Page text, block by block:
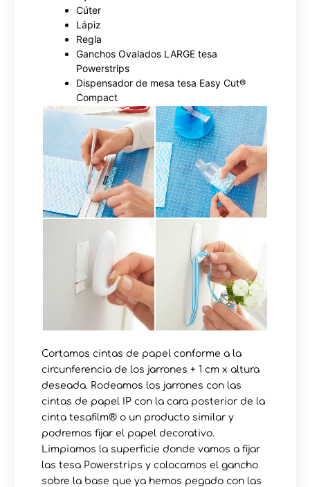
Cúter
Lápiz
Regla
Ganchos Ovalados LARGE tesa
Powerstrips
Dispensador de mesa tesa Easy Cut®
Compact
Cortamos cintas de papel conforme a la
circunferencia de los jarrones + 1 cm x altura
deseada. Rodeamos los jarrones con las
cintas de papel IP con la cara posterior de la
cinta tesafilm® o un producto similar y
podremos fijar el papel decorativo.
Limpiamos la superficie donde vamos a fijar
las tesa Powerstrips y colocamos el gancho
sobre la base que ya hemos pegado con las